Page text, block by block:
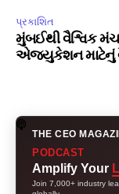
પ્રકાશિત
મુંબઈથી વૈશ્વિક
એજ્યુકેશન માટેનું
THE CEO
PODCAST
Amplify Your
Join 7,000+ industry